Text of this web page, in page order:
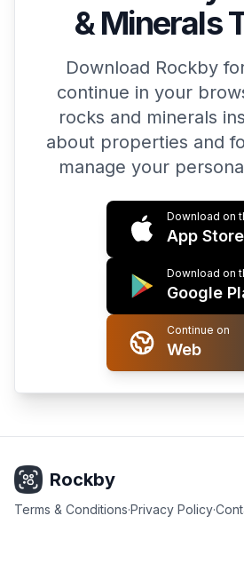
& Minerals
Download Rockby
continue in your
rocks and minerals
about properties and
manage your
Download on
App Store
Download on
Google
Continue on
Web
Rockby
Terms & Conditions·Privacy Policy·